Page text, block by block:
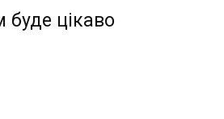
буде цікаво